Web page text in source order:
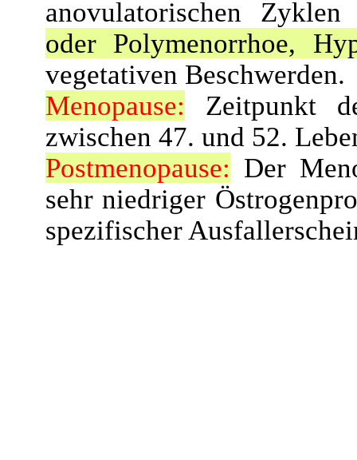
anovulatorischen
oder Polymenorrhoe,
vegetativen Beschwerden.
Menopause: Zeitpunkt
zwischen 47. und 52.
Postmenopause: Der
sehr niedriger
spezifischer